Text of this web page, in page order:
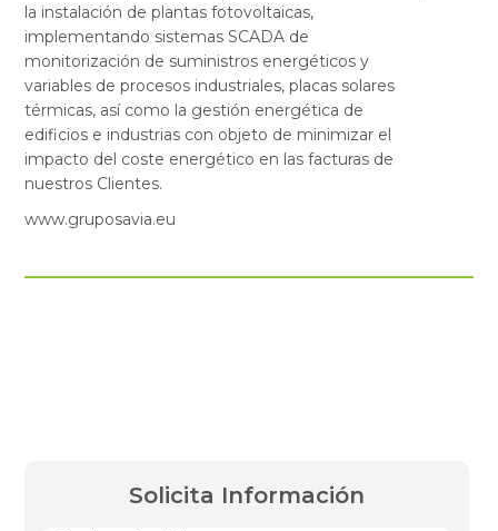
la instalación de plantas fotovoltaicas,
implementando sistemas SCADA de
monitorización de suministros energéticos y
variables de procesos industriales, placas solares
térmicas, así como la gestión energética de
edificios e industrias con objeto de minimizar el
impacto del coste energético en las facturas de
nuestros Clientes.
www.gruposavia.eu
Solicita Información